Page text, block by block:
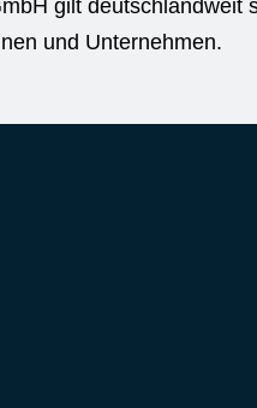
gilt
und Unternehmen.